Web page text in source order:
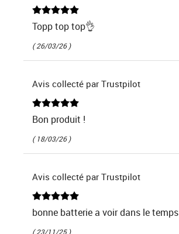
Topp top top👌
( 26/03/26 )
Avis collecté par Trustpilot
Bon produit !
( 18/03/26 )
Avis collecté par Trustpilot
bonne batterie a voir dans le temps
( 23/11/25 )